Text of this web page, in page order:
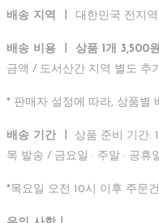
배송 지역 ㅣ 대한민국 전지역
배송 비용 ㅣ 상품 1개 3,500
금액 / 도서산간 지역 별도 추
* 판매자 설정에 따라, 상품별
배송 기간 ㅣ
상품 준비 기간:
목 발송 / 금요일 · 주말 · 공휴
*목요일 오전 10시 이후 주문